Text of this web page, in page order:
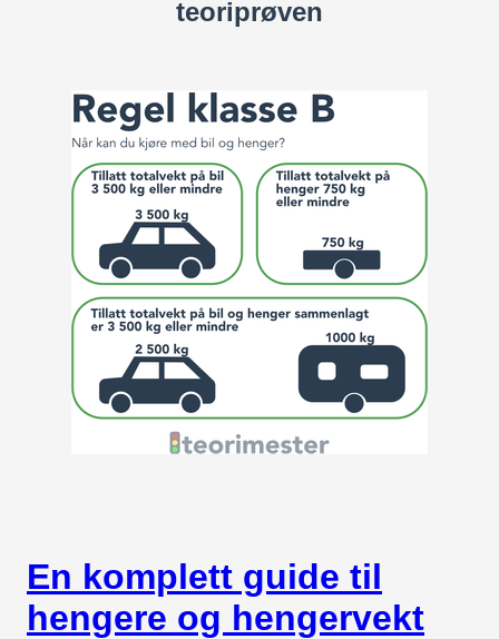
teoriprøven
En komplett guide til
hengere og hengervekt